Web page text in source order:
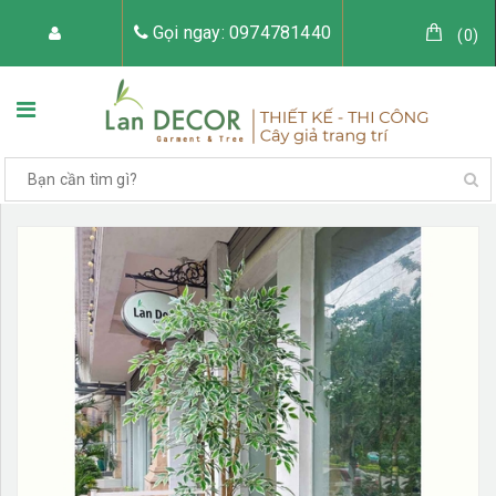
Gọi ngay: 0974781440 (0)
TRANG CHỦ VỀ LAN DECOR
CÂY GIẢ TRANG TRÍ TIỂU CẢNH CÂY GIẢ